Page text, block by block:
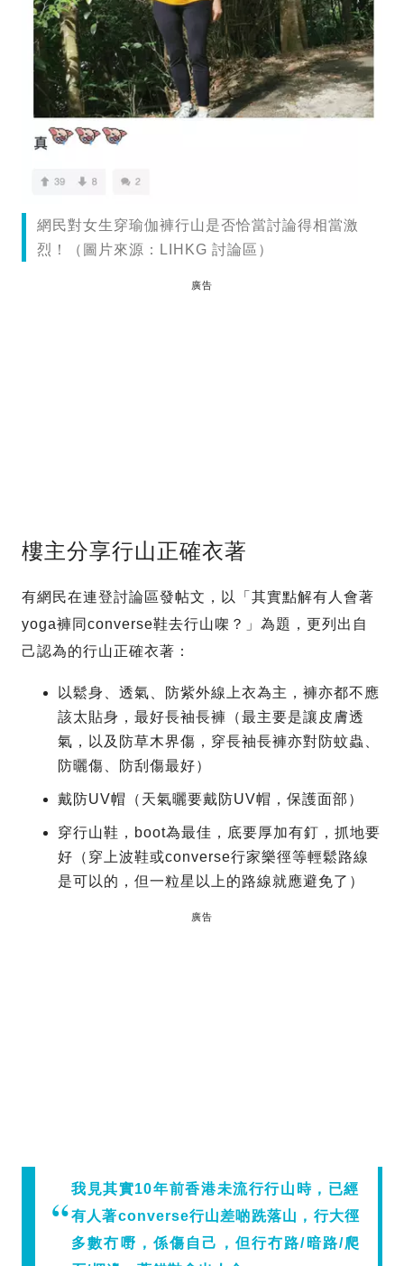
網民對女生穿瑜伽褲行山是否恰當討論得相當激
烈！（圖片來源：LIHKG 討論區）
廣告
樓主分享行山正確衣著
有網民在連登討論區發帖文，以「其實點解有人會著
yoga褲同converse鞋去行山㗎？」為題，更列出自
己認為的行山正確衣著：
以鬆身、透氣、防紫外線上衣為主，褲亦都不應
該太貼身，最好長袖長褲（最主要是讓皮膚透
氣，以及防草木界傷，穿長袖長褲亦對防蚊蟲、
防曬傷、防刮傷最好）
戴防UV帽（天氣曬要戴防UV帽，保護面部）
穿行山鞋，boot為最佳，底要厚加有釘，抓地要
好（穿上波鞋或converse行家樂徑等輕鬆路線
是可以的，但一粒星以上的路線就應避免了）
廣告
我見其實10年前香港未流行行山時，已經
有人著converse行山差啲跣落山，行大徑
多數冇嘢，係傷自己，但行冇路/暗路/爬